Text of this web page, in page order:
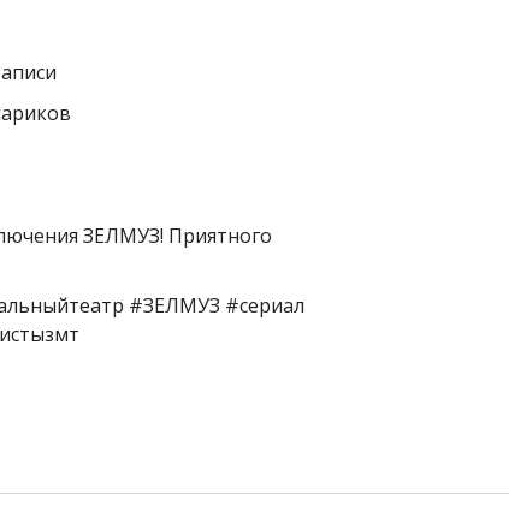
ЗЕЛМУЗ! Приятного
#ЗЕЛМУЗ #сериал